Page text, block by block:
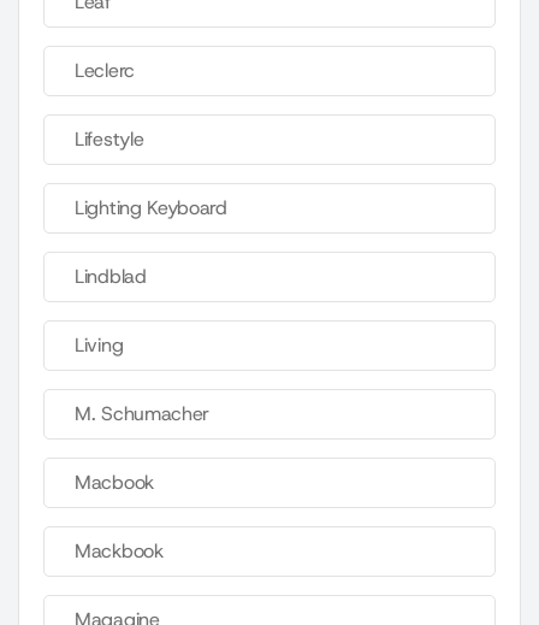
Leclerc
Lifestyle
Lighting Keyboard
Lindblad
Living
M. Schumacher
Macbook
Mackbook
Magagine